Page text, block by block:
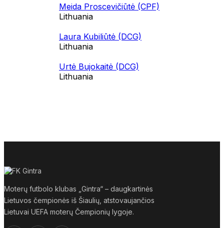
Meida Proscevičiūtė (CPF)
Lithuania
Laura Kubiliūtė (DCG)
Lithuania
Urtė Bujokaitė (DCG)
Lithuania
Moterų futbolo klubas „Gintra“ – daugkartinės
Lietuvos čempionės iš Šiaulių, atstovaujančios
Lietuvai UEFA moterų Čempionių lygoje.